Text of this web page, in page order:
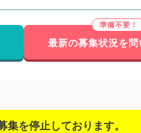
最新の募集状況を問
集を停止しております。